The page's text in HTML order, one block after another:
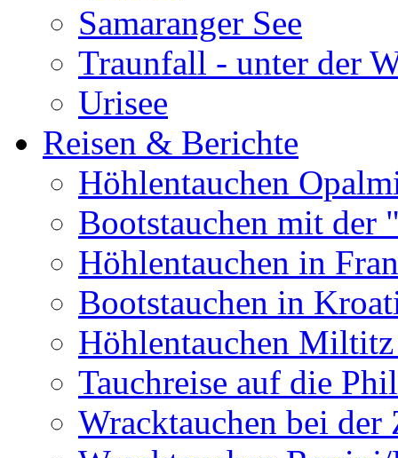
Samaranger See
Traunfall - unter der
Urisee
Reisen & Berichte
Höhlentauchen
Bootstauchen mit
Höhlentauchen in
Bootstauchen in
Höhlentauchen
Tauchreise auf die
Wracktauchen bei der